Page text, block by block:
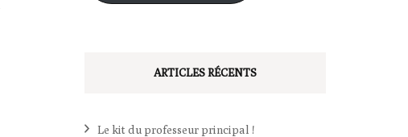
ARTICLES RÉCENTS
Le kit du professeur principal !